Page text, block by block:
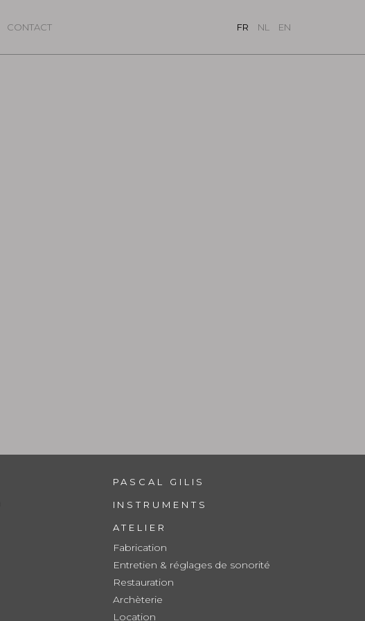
CONTACT FR NL EN
PASCAL GILIS
INSTRUMENTS
ATELIER
Fabrication
Entretien & réglages de sonorité
Restauration
Archèterie
Location